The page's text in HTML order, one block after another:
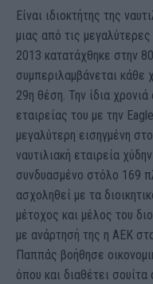
Είναι ιδιοκτήτης της
μιας από τις
2013 κατατάχθηκε στην
συμπεριλαμβάνεται
29η θέση. Την ίδια
εταιρείας του με την
μεγαλύτερη εισηγμένη
ναυτιλιακή εταιρεία
συνδυασμένο στόλο 169
ασχοληθεί με τα
μέτοχος και μέλος του
με ανάρτησή της η ΑΕΚ
Παππάς βοήθησε
όπου και διαθέτει